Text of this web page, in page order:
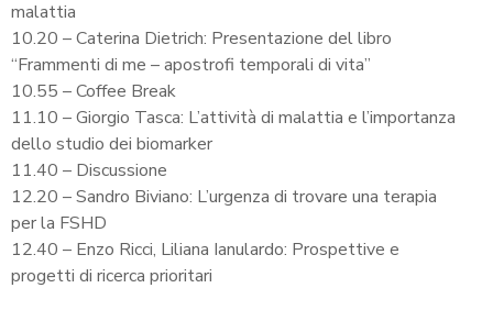
malattia
10.20 – Caterina Dietrich: Presentazione del libro
“Frammenti di me – apostrofi temporali di vita”
10.55 – Coffee Break
11.10 – Giorgio Tasca: L’attività di malattia e l’importanza
dello studio dei biomarker
11.40 – Discussione
12.20 – Sandro Biviano: L’urgenza di trovare una terapia
per la FSHD
12.40 – Enzo Ricci, Liliana Ianulardo: Prospettive e
progetti di ricerca prioritari